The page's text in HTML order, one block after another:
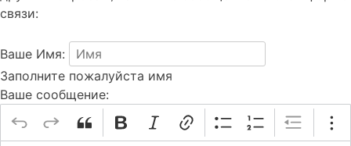
связи:
Ваше Имя:
Заполните пожалуйста имя
Ваше сообщение: